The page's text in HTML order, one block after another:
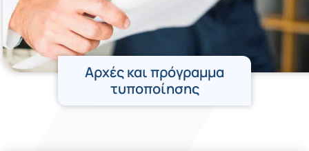
Αρχές και πρόγραμμα
τυποποίησης